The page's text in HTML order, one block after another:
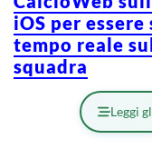
iOS per
tempo reale
squadra
Leggi